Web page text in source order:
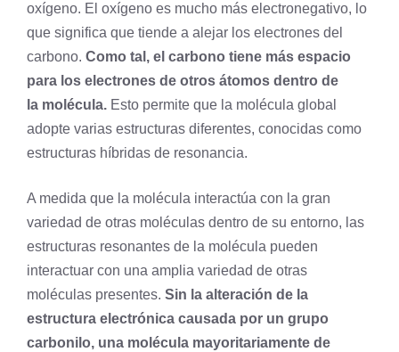
oxígeno. El oxígeno es mucho más electronegativo, lo
que significa que tiende a alejar los electrones del
carbono. Como tal, el carbono tiene más espacio
para los electrones de otros átomos dentro de
la molécula. Esto permite que la molécula global
adopte varias estructuras diferentes, conocidas como
estructuras híbridas de resonancia.
A medida que la molécula interactúa con la gran
variedad de otras moléculas dentro de su entorno, las
estructuras resonantes de la molécula pueden
interactuar con una amplia variedad de otras
moléculas presentes. Sin la alteración de la
estructura electrónica causada por un grupo
carbonilo, una molécula mayoritariamente de